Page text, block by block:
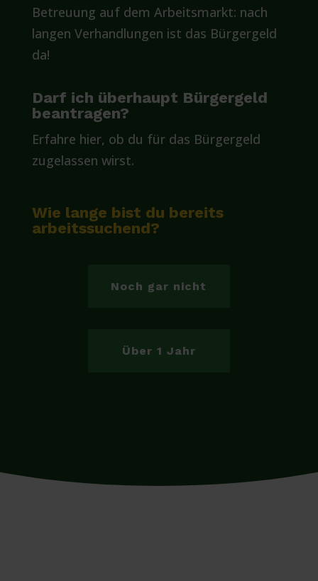
Betreuung auf dem Arbeitsmarkt: nach
langen Verhandlungen ist das Bürgergeld
da!
Darf ich überhaupt Bürgergeld
beantragen?
Erfahre hier, ob du für das Bürgergeld
zugelassen wirst.
Wie lange bist du bereits
arbeitssuchend?
Noch gar nicht
Über 1 Jahr